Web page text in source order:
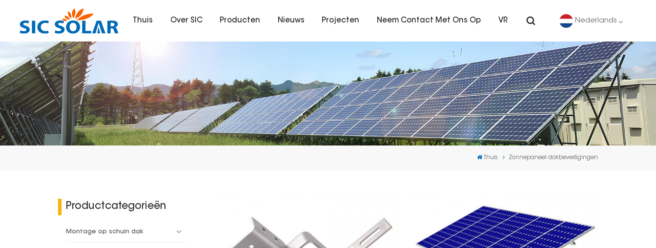
Thuis Over SIC Producten Nieuws Projecten Neem Contact Met Ons Op VR Nederlands
English
Deutsch
español
português
Thuis Zonnepaneel dakbevestigingen
Productcategorieën
Montage op schuin dak